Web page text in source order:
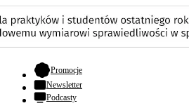
Promocje- otwiera się w nowej karcie
Newsletter
Podcasty